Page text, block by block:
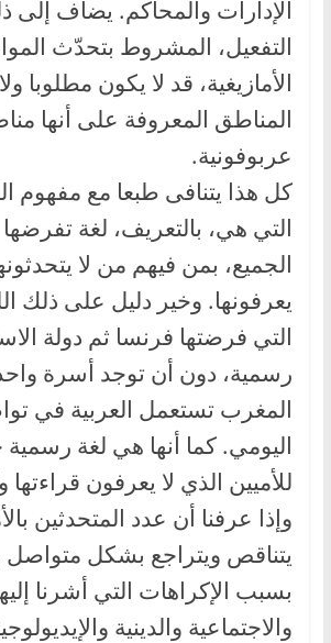
الإدارات والمحاكم. يضاف إلى
التفعيل، المشروط بتحدّث
الأمازيغية، قد لا يكون مطلوبا
المناطق المعروفة على أنها
عربوفونية.
كل هذا يتنافى طبعا مع مفهوم
التي هي، بالتعريف، لغة
الجميع، بمن فيهم من لا
يعرفونها. وخير دليل على ذلك
التي فرضتها فرنسا ثم دولة
رسمية، دون أن توجد أسرة
المغرب تستعمل العربية في
اليومي. كما أنها هي لغة رسمية
للأميين الذي لا يعرفون قراءتها
وإذا عرفنا أن عدد المتحدثين
يتناقص ويتراجع بشكل
بسبب الإكراهات التي أشرنا
والاجتماعية والدينية